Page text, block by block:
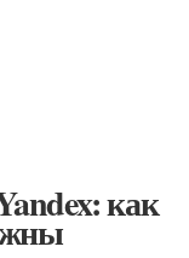
как